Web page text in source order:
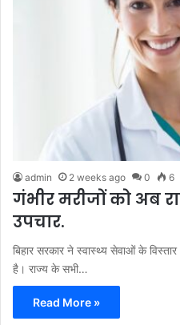
admin 2 weeks ago 0 6
गंभीर मरीजों को अब
उपचार.
बिहार सरकार ने स्वास्थ्य सेवाओं के
है। राज्य के सभी…
Read More »